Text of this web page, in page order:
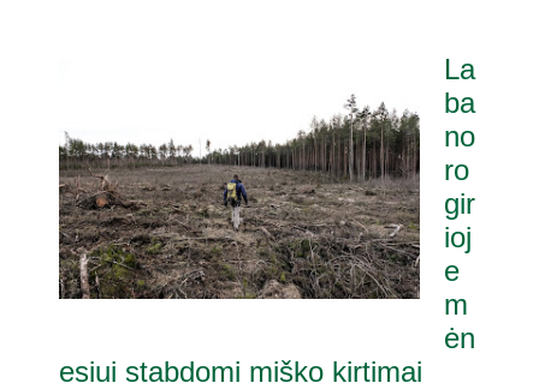
La
ba
no
ro
gir
ioj
e
m
ėn
esiui stabdomi miško kirtimai